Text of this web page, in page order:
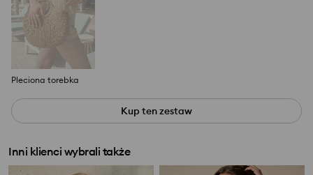
Pleciona torebka
Kup ten zestaw
Inni klienci wybrali także